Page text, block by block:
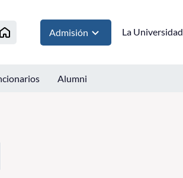
Admisión La Universidad
Alumni